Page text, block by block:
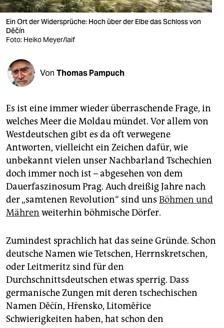
verlag
veranstaltungen
fragen & hilfe
abo
genossenschaft
epaper login
Ein Ort der Widersprüche: Hoch über der Elbe das Schloss von
Děčín
Foto: Heiko Meyer/laif
Von Thomas Pampuch
Es ist eine immer wieder überraschende Frage, in
welches Meer die Moldau mündet. Vor allem von
Westdeutschen gibt es da oft verwegene
Antworten, vielleicht ein Zeichen dafür, wie
unbekannt vielen unser Nachbarland Tschechien
doch immer noch ist – abgesehen von dem
Dauerfaszinosum Prag. Auch dreißig Jahre nach
der „samtenen Revolution“ sind uns Böhmen und
Mähren weiterhin böhmische Dörfer.
Zumindest sprachlich hat das seine Gründe. Schon
deutsche Namen wie Tetschen, Herrnskretschen,
oder Leitmeritz sind für den
Durchschnittsdeutschen etwas sperrig. Dass
germanische Zungen mit deren tschechischen
Namen Děčín, Hřensko, Litoměřice
Schwierigkeiten haben, hat schon den